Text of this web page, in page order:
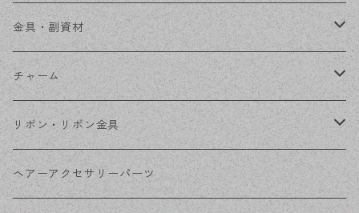
ステンレス金具
デザイン丸カン
フレーム
コネクター
その他
金具・副資材
丸カン
ピン類
花座・ビーズキャップ
チャーム
金属
アクリル・プラ
リボン・リボン金具
リボン
ヘアーアクセサリーパーツ